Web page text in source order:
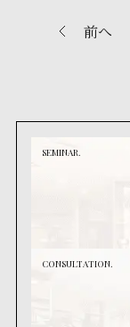
前へ
SEMINAR.
CONSULTATION.